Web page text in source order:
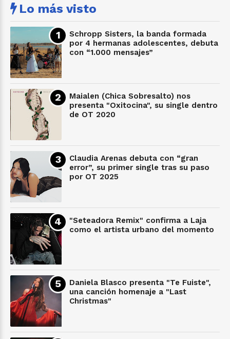
Lo más visto
Schropp Sisters, la banda formada
por 4 hermanas adolescentes, debuta
con “1.000 mensajes”
Maialen (Chica Sobresalto) nos
presenta "Oxitocina", su single dentro
de OT 2020
Claudia Arenas debuta con “gran
error”, su primer single tras su paso
por OT 2025
"Seteadora Remix" confirma a Laja
como el artista urbano del momento
Daniela Blasco presenta "Te Fuiste",
una canción homenaje a "Last
Christmas"